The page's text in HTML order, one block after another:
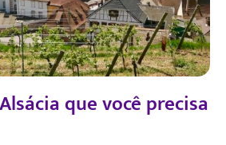
que você precisa